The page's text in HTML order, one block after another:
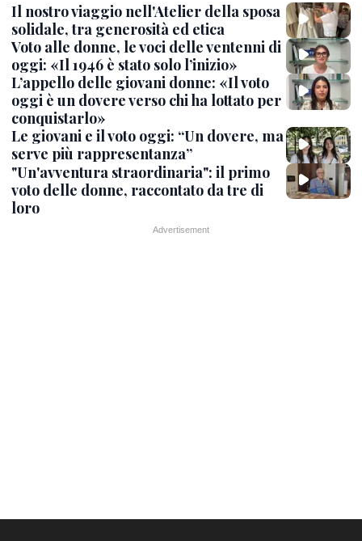
Il nostro viaggio nell'Atelier della sposa
solidale, tra generosità ed etica
Voto alle donne, le voci delle ventenni di
oggi: «Il 1946 è stato solo l’inizio»
L’appello delle giovani donne: «Il voto
oggi è un dovere verso chi ha lottato per
conquistarlo»
Le giovani e il voto oggi: “Un dovere, ma
serve più rappresentanza”
"Un'avventura straordinaria": il primo
voto delle donne, raccontato da tre di
loro